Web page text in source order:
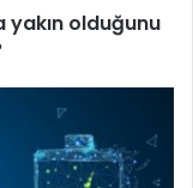
olduğunu